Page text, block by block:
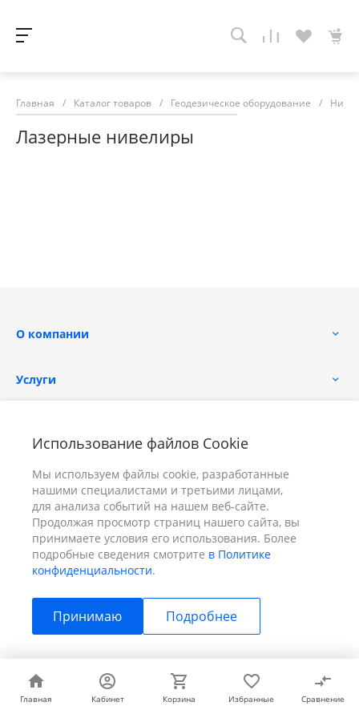
Использование файлов Cookie
Мы используем файлы cookie, разработанные
нашими специалистами и третьими лицами,
для анализа событий на нашем веб-сайте.
Продолжая просмотр страниц нашего сайта, вы
принимаете условия его использования. Более
подробные сведения смотрите в Политике
конфиденциальности.
Принимаю Подробнее
Главная Кабинет Корзина Избранные Сравнение
Главная Кабинет Корзина Избранные Сравнение
Главная / Каталог товаров / Геодезическое оборудование /
Лазерные нивелиры
О компании
Услуги
+7 (391) 298-00-11 Заказать звонок
г. Красноярск, пер. Телевизорный 9 "А" ООО "ПРИЗМ"
© 2026 ПРИЗМ, Все права защищены